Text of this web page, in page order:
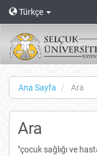
Navigation
Content
Sidebar
Türkçe
Ana Sayfa Ara
Ara
"çocuk sağlığı ve